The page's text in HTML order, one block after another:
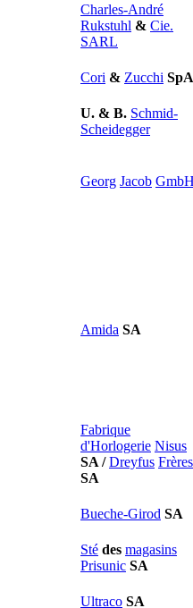
Charles-André
Rukstuhl & Cie.
SARL
Cori & Zucchi SpA
U. & B. Schmid-
Scheidegger
Georg Jacob
Amida SA
Fabrique
d'Horlogerie Nisus
SA /Dreyfus Frères
SA
Bueche-Girod SA
Sté des magasins
Prisunic SA
Ultraco SA